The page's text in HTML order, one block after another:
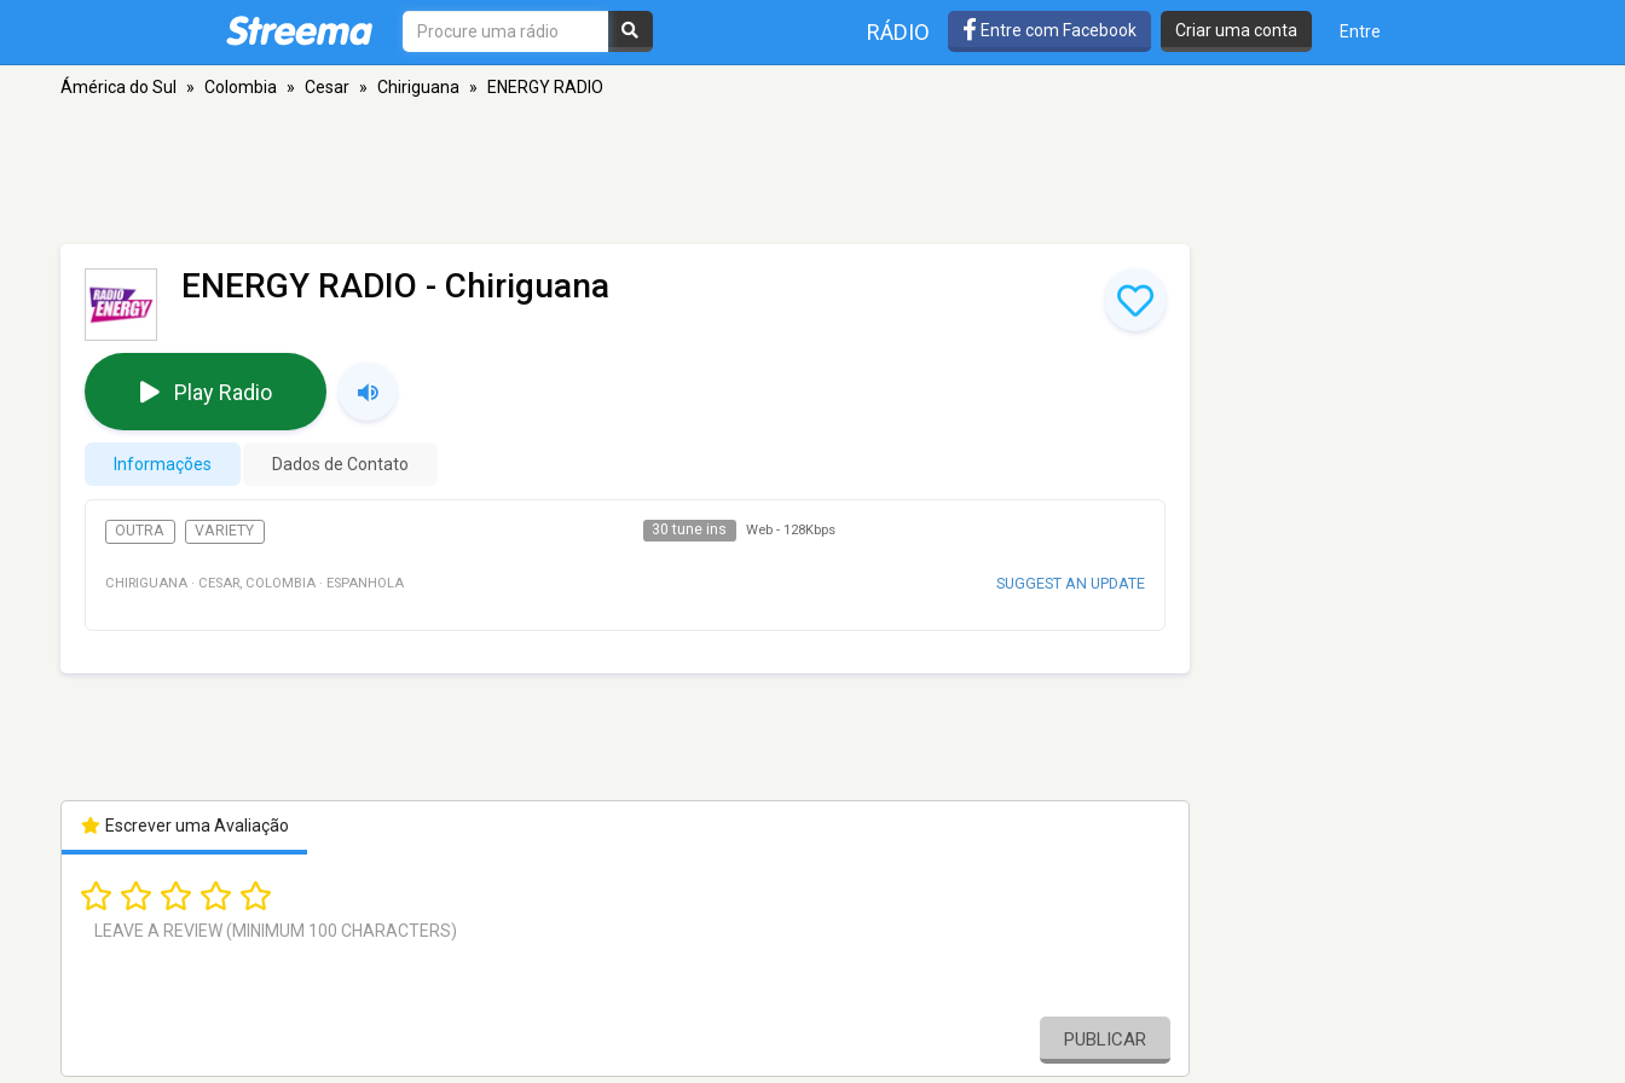
RÁDIO Entre com Facebook Criar uma conta Entre
Ámérica do Sul » Colombia » Cesar » Chiriguana » ENERGY RADIO
ENERGY RADIO - Chiriguana
Play Radio
Informações Dados de Contato
OUTRA VARIETY 30 tune ins Web - 128Kbps
CHIRIGUANA · CESAR, COLOMBIA · ESPANHOLA SUGGEST AN UPDATE
Escrever uma Avaliação
PUBLICAR